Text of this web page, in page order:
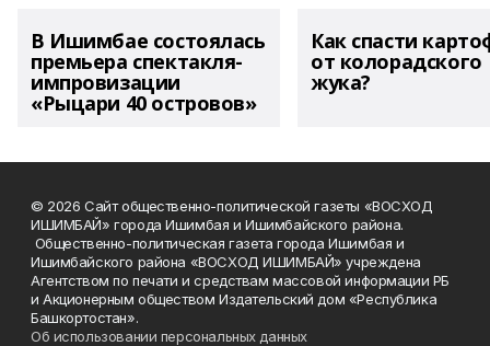
В Ишимбае состоялась
премьера спектакля-
импровизации
«Рыцари 40 островов»
Как спасти
от колорадского
жука?
© 2026 Сайт общественно-политической газеты «ВОСХОД
ИШИМБАЙ» города Ишимбая и Ишимбайского района.
Общественно-политическая газета города Ишимбая и
Ишимбайского района «ВОСХОД ИШИМБАЙ» учреждена
Агентством по печати и средствам массовой информации РБ
и Акционерным обществом Издательский дом «Республика
Башкортостан».
Об использовании персональных данных